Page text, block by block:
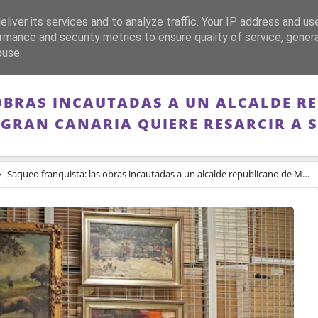
FRANQUISMO GUERRA DE ESPAÑA MEMORIA
INCAUTADAS A UN ALCALDE
CANARIA QUIERE RESARCIR A
Saqueo franquista: las obras incautadas a un alcalde republicano de Madrid con las que Gran Canaria quiere resarcir a su famili
its services and to analyze traffic. Your IP address and
and security metrics to ensure quality of service,